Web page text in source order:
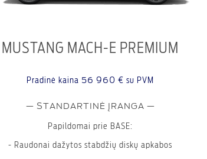
MUSTANG MACH-E PREMIUM
Pradinė kaina 56 960 € su PVM
— STANDARTINĖ ĮRANGA —
Papildomai prie BASE:
- Raudonai dažytos stabdžių diskų apkabos